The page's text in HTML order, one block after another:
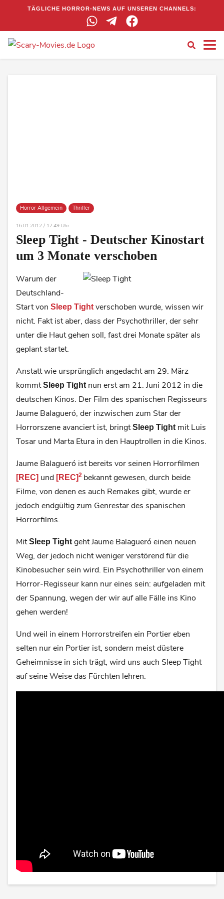
TÄGLICHE HORROR-NEWS AUF UNSEREN CHANNELS:
Horror Allgemein Thriller
16.01.2012 / 17:49 Uhr
Sleep Tight - Deutscher Kinostart
um 3 Monate verschoben
Warum der
Deutschland-
Start von Sleep Tight verschoben wurde, wissen wir
nicht. Fakt ist aber, dass der Psychothriller, der sehr
unter die Haut gehen soll, fast drei Monate später als
geplant startet.
Anstatt wie ursprünglich angedacht am 29. März
kommtSleep Tightnun erst am 21. Juni 2012 in die
deutschen Kinos. Der Film des spanischen Regisseurs
Jaume Balagueró, der inzwischen zum Star der
Horrorszene avanciert ist, bringtSleep Tightmit Luis
Tosar und Marta Etura in den Hauptrollen in die Kinos.
Jaume Balagueró ist bereits vor seinen Horrorfilmen
[REC] und [REC]2 bekannt gewesen, durch beide
Filme, von denen es auch Remakes gibt, wurde er
jedoch endgültig zum Genrestar des spanischen
Horrorfilms.
MitSleep Tightgeht Jaume Balagueró einen neuen
Weg, der jedoch nicht weniger verstörend für die
Kinobesucher sein wird. Ein Psychothriller von einem
Horror-Regisseur kann nur eines sein: aufgeladen mit
der Spannung, wegen der wir auf alle Fälle ins Kino
gehen werden!
Und weil in einem Horrorstreifen ein Portier eben
selten nur ein Portier ist, sondern meist düstere
Geheimnisse in sich trägt, wird uns auch Sleep Tight
auf seine Weise das Fürchten lehren.